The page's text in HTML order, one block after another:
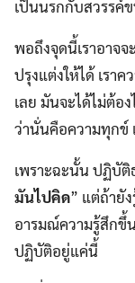
เป็นนรกกับสวรรค์
พอถึงจุดนี้เราอาจ
ปรุงแต่งให้ได้ เรา
เลย มันจะได้ไม่ต้อ
ว่านั่นคือความทุกข์
เพราะฉะนั้น ปฏิบัติ
มันไปคิด” แต่ถ้ายั
อารมณ์ความรู้สึกขึ้
ปฏิบัติอยู่แค่นี้